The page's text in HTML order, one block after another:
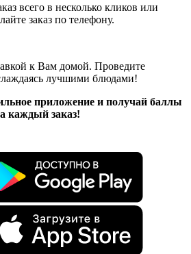
всего в несколько кликов или
заказ по телефону.
к Вам домой. Проведите
лучшими блюдами!
приложение и получай баллы
каждый заказ!